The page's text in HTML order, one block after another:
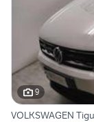
9
VOLKSWAGEN